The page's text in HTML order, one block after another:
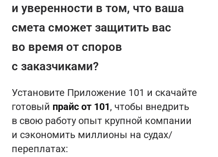
и уверенности в том, что ваша
смета сможет защитить вас
во время от споров
с заказчиками?
Установите Приложение 101 и скачайте
готовый прайс от 101, чтобы внедрить
в свою работу опыт крупной компании
и сэкономить миллионы на судах/
переплатах: